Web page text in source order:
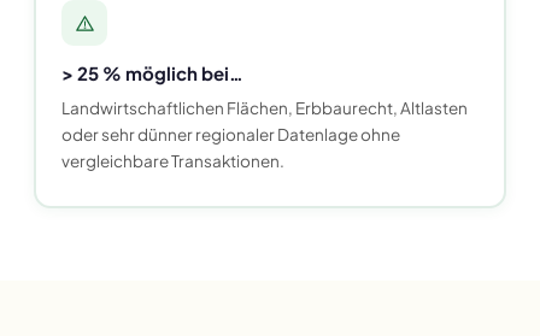
> 25 % möglich bei…
Landwirtschaftlichen Flächen, Erbbaurecht, Altlasten
oder sehr dünner regionaler Datenlage ohne
vergleichbare Transaktionen.